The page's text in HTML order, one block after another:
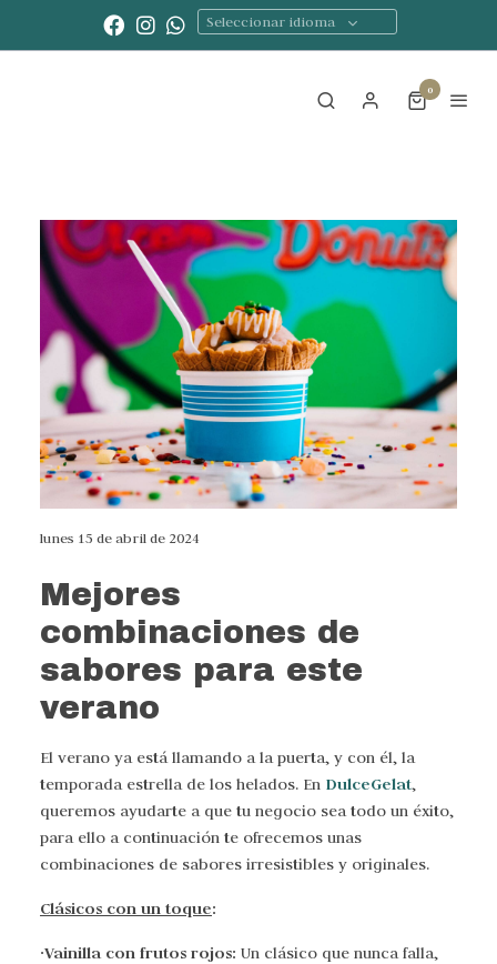
Seleccionar idioma
0
lunes 15 de abril de 2024
Mejores
combinaciones de
sabores para este
verano
El verano ya está llamando a la puerta, y con él, la
temporada estrella de los helados. En DulceGelat,
queremos ayudarte a que tu negocio sea todo un éxito,
para ello a continuación te ofrecemos unas
combinaciones de sabores irresistibles y originales.
Clásicos con un toque:
·Vainilla con frutos rojos: Un clásico que nunca falla,